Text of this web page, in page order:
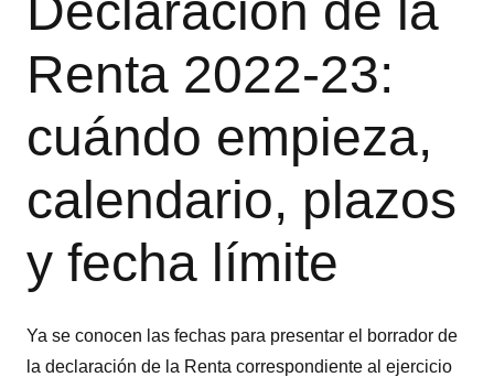
Renta 2022-23:
cuándo empieza,
calendario, plazos
y fecha límite
Ya se conocen las fechas para presentar el borrador de
la declaración de la Renta correspondiente al ejercicio